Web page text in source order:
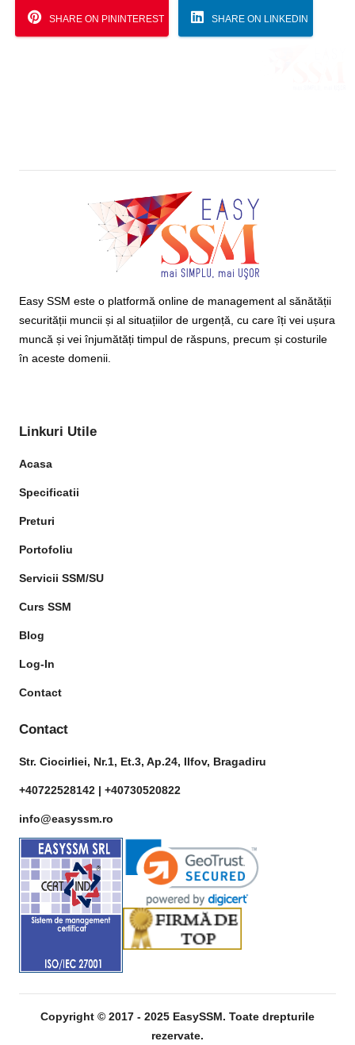
SHARE ON PININTEREST SHARE ON LINKEDIN
Easy SSM este o platformă online de management al sănătății
securității muncii și al situațiilor de urgență, cu care îți vei ușura
muncă și vei înjumătăți timpul de răspuns, precum și costurile
în aceste domenii.
Linkuri Utile
Acasa
Specificatii
Preturi
Portofoliu
Servicii SSM/SU
Curs SSM
Blog
Log-In
Contact
Contact
Str. Ciocirliei, Nr.1, Et.3, Ap.24, Ilfov, Bragadiru
+40722528142 | +40730520822
info@easyssm.ro
Copyright © 2017 - 2025 EasySSM. Toate drepturile
rezervate.